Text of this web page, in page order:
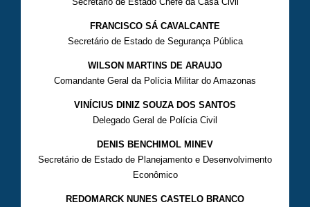
FRANCISCO SÁ CAVALCANTE
Secretário de Estado de Segurança Pública
WILSON MARTINS DE ARAUJO
Comandante Geral da Polícia Militar do Amazonas
VINÍCIUS DINIZ SOUZA DOS SANTOS
Delegado Geral de Polícia Civil
DENIS BENCHIMOL MINEV
Secretário de Estado de Planejamento e Desenvolvimento
Econômico
REDOMARCK NUNES CASTELO BRANCO